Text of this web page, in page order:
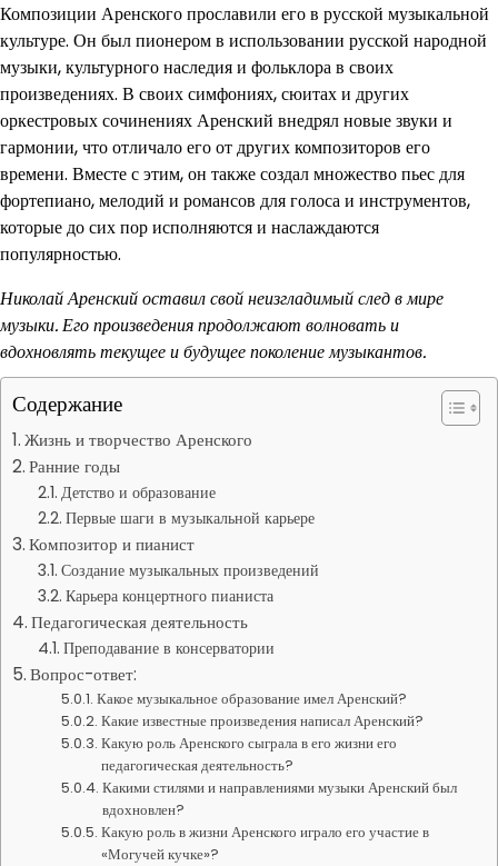
Композиции Аренского прославили его в русской музыкальной
культуре. Он был пионером в использовании русской народной
музыки, культурного наследия и фольклора в своих
произведениях. В своих симфониях, сюитах и других
оркестровых сочинениях Аренский внедрял новые звуки и
гармонии, что отличало его от других композиторов его
времени. Вместе с этим, он также создал множество пьес для
фортепиано, мелодий и романсов для голоса и инструментов,
которые до сих пор исполняются и наслаждаются
популярностью.
Николай Аренский оставил свой неизгладимый след в мире
музыки. Его произведения продолжают волновать и
вдохновлять текущее и будущее поколение музыкантов.
Содержание
Жизнь и творчество Аренского
Ранние годы
Детство и образование
Первые шаги в музыкальной карьере
Композитор и пианист
Создание музыкальных произведений
Карьера концертного пианиста
Педагогическая деятельность
Преподавание в консерватории
Вопрос-ответ:
Какое музыкальное образование имел Аренский?
Какие известные произведения написал Аренский?
Какую роль Аренского сыграла в его жизни его
педагогическая деятельность?
Какими стилями и направлениями музыки Аренский был
вдохновлен?
Какую роль в жизни Аренского играло его участие в
«Могучей кучке»?